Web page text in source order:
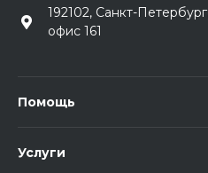
192102, Санкт-
офис 161
Помощь
Услуги